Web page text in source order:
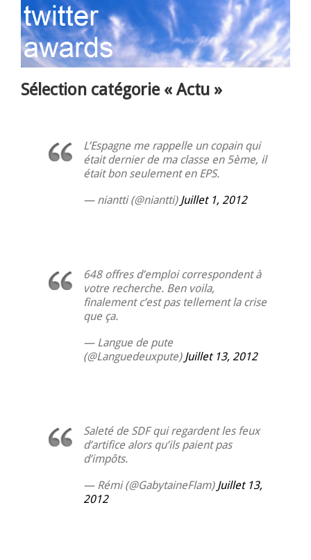
Sélection catégorie « Actu »
L’Espagne me rappelle un copain qui
était dernier de ma classe en 5ème, il
était bon seulement en EPS.
— niantti (@niantti) Juillet 1, 2012
648 offres d’emploi correspondent à
votre recherche. Ben voila,
finalement c’est pas tellement la crise
que ça.
— Langue de pute
(@Languedeuxpute) Juillet 13, 2012
Saleté de SDF qui regardent les feux
d’artifice alors qu’ils paient pas
d’impôts.
— Rémi (@GabytaineFlam) Juillet 13,
2012